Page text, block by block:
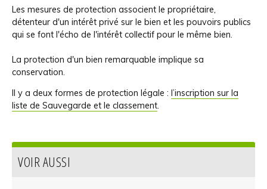
Les mesures de protection associent le propriétaire,
détenteur d'un intérêt privé sur le bien et les pouvoirs publics
qui se font l'écho de l'intérêt collectif pour le même bien.
La protection d'un bien remarquable implique sa
conservation.
Il y a deux formes de protection légale : l’inscription sur la
liste de Sauvegarde et le classement.
VOIR AUSSI